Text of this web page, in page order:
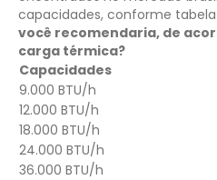
capacidades, conforme
você recomendaria, de
carga térmica?
Capacidades
9.000 BTU/h
12.000 BTU/h
18.000 BTU/h
24.000 BTU/h
36.000 BTU/h